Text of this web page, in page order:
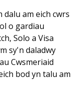
dalu am eich cwrs
o gardiau
Solo a Visa
sy'n daladwy
Cwsmeriaid
bod yn talu am